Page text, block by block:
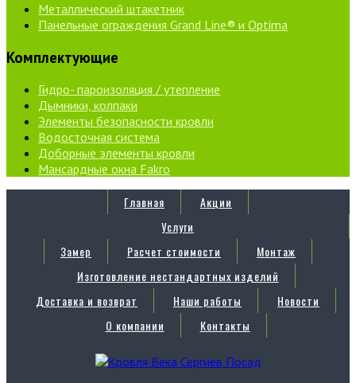
Металлический штакетник
Панельные ограждения Grand Line® и Optima
Комплектующие
Гидро- пароизоляция / утепление
Дымники, колпаки
Элементы безопасности кровли
Водосточная система
Доборные элементы кровли
Мансардные окна Fakro
Главная
Акции
Услуги
Замер
Расчет стоимости
Монтаж
Изготовление нестандартных изделий
Доставка и возврат
Наши работы
Новости
О компании
Контакты